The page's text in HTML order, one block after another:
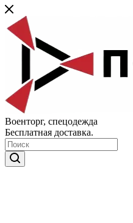
Военторг, спецодежда
Бесплатная доставка.